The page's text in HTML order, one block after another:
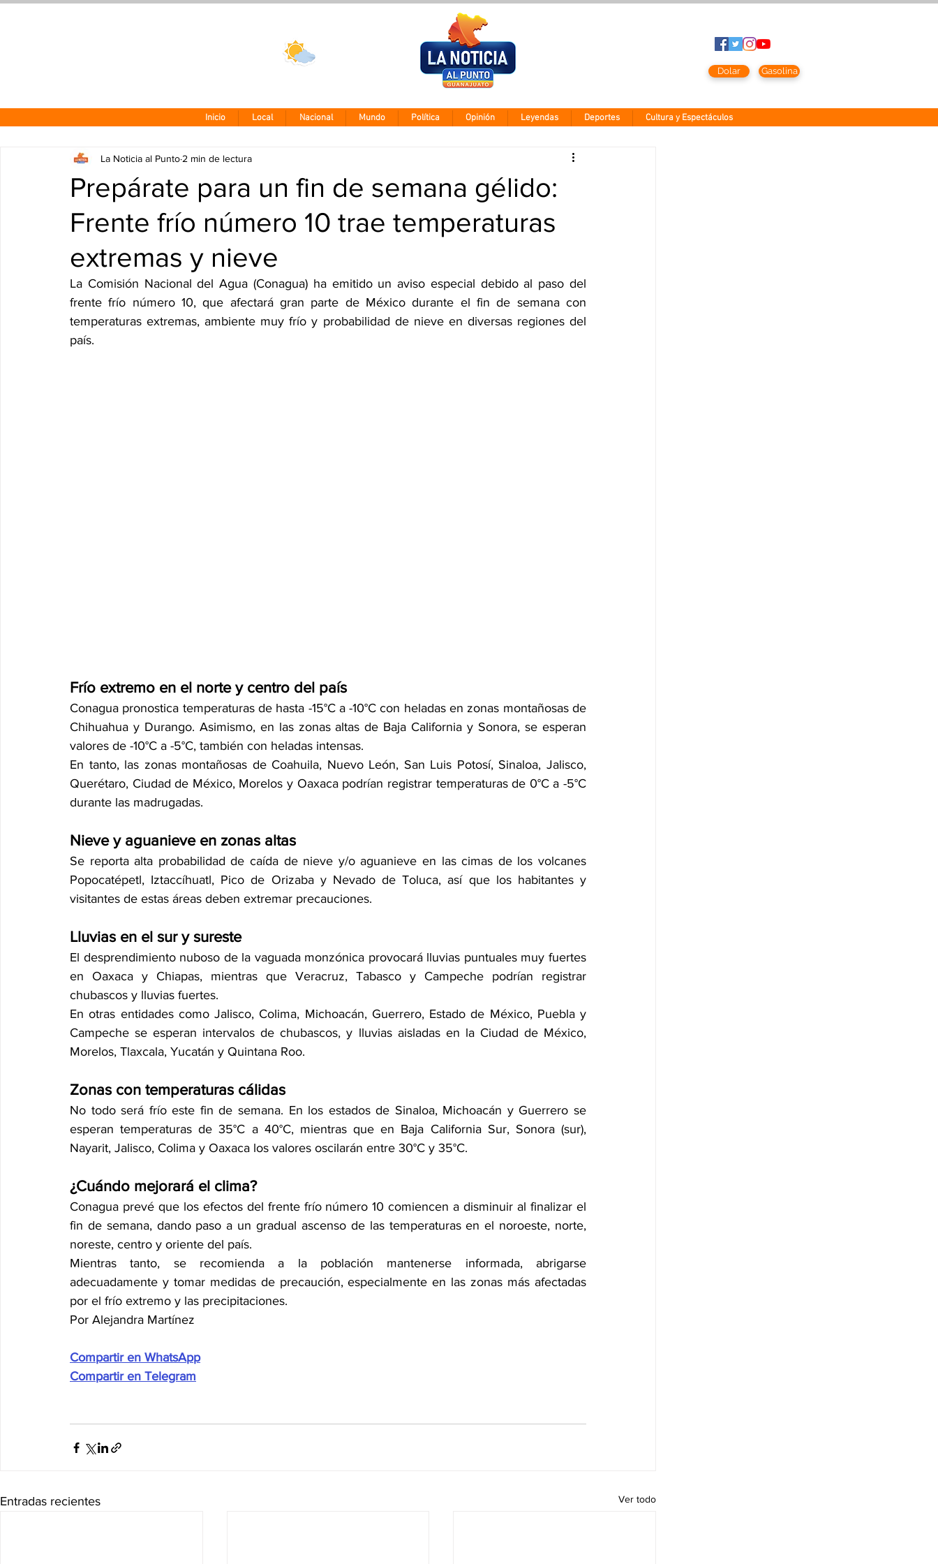
Dolar Gasolina
Inicio Local Nacional Mundo Política Opinión Leyendas Deportes Cultura y Espectáculos
Prepárate para un fin de semana gélido:
Frente frío número 10 trae temperaturas
extremas y nieve
La Noticia al Punto 2 min de lectura
La Comisión Nacional del Agua (Conagua) ha emitido un aviso especial debido al paso del
frente frío número 10, que afectará gran parte de México durante el fin de semana con
temperaturas extremas, ambiente muy frío y probabilidad de nieve en diversas regiones del
país.
Frío extremo en el norte y centro del país
Conagua pronostica temperaturas de hasta -15°C a -10°C con heladas en zonas montañosas de
Chihuahua y Durango. Asimismo, en las zonas altas de Baja California y Sonora, se esperan
valores de -10°C a -5°C, también con heladas intensas.
En tanto, las zonas montañosas de Coahuila, Nuevo León, San Luis Potosí, Sinaloa, Jalisco,
Querétaro, Ciudad de México, Morelos y Oaxaca podrían registrar temperaturas de 0°C a -5°C
durante las madrugadas.
Nieve y aguanieve en zonas altas
Se reporta alta probabilidad de caída de nieve y/o aguanieve en las cimas de los volcanes
Popocatépetl, Iztaccíhuatl, Pico de Orizaba y Nevado de Toluca, así que los habitantes y
visitantes de estas áreas deben extremar precauciones.
Lluvias en el sur y sureste
El desprendimiento nuboso de la vaguada monzónica provocará lluvias puntuales muy fuertes
en Oaxaca y Chiapas, mientras que Veracruz, Tabasco y Campeche podrían registrar
chubascos y lluvias fuertes.
En otras entidades como Jalisco, Colima, Michoacán, Guerrero, Estado de México, Puebla y
Campeche se esperan intervalos de chubascos, y lluvias aisladas en la Ciudad de México,
Morelos, Tlaxcala, Yucatán y Quintana Roo.
Zonas con temperaturas cálidas
No todo será frío este fin de semana. En los estados de Sinaloa, Michoacán y Guerrero se
esperan temperaturas de 35°C a 40°C, mientras que en Baja California Sur, Sonora (sur),
Nayarit, Jalisco, Colima y Oaxaca los valores oscilarán entre 30°C y 35°C.
¿Cuándo mejorará el clima?
Conagua prevé que los efectos del frente frío número 10 comiencen a disminuir al finalizar el
fin de semana, dando paso a un gradual ascenso de las temperaturas en el noroeste, norte,
noreste, centro y oriente del país.
Mientras tanto, se recomienda a la población mantenerse informada, abrigarse
adecuadamente y tomar medidas de precaución, especialmente en las zonas más afectadas
por el frío extremo y las precipitaciones.
Por Alejandra Martínez
Compartir en WhatsApp
Compartir en Telegram
Entradas recientes Ver todo